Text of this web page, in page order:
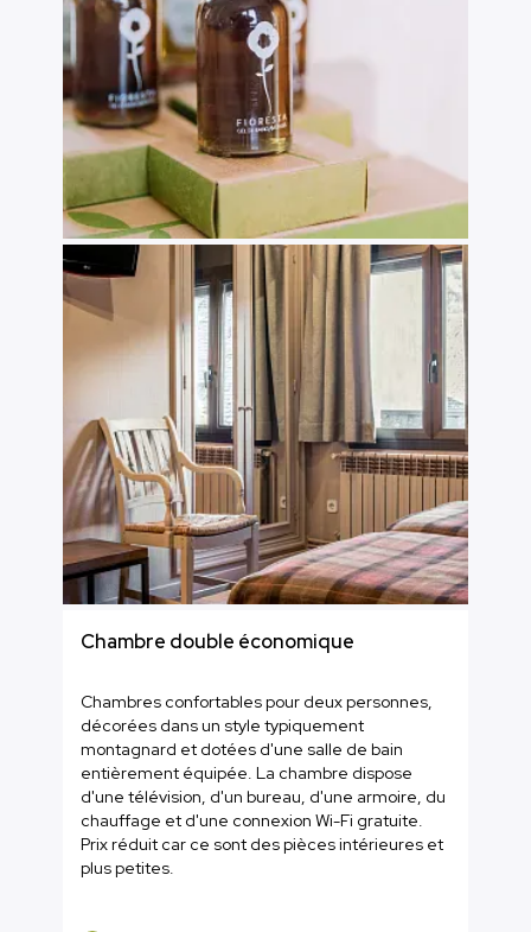
Chambre double économique
Chambres confortables pour deux personnes,
décorées dans un style typiquement
montagnard et dotées d'une salle de bain
entièrement équipée. La chambre dispose
d'une télévision, d'un bureau, d'une armoire, du
chauffage et d'une connexion Wi-Fi gratuite.
Prix réduit car ce sont des pièces intérieures et
plus petites.